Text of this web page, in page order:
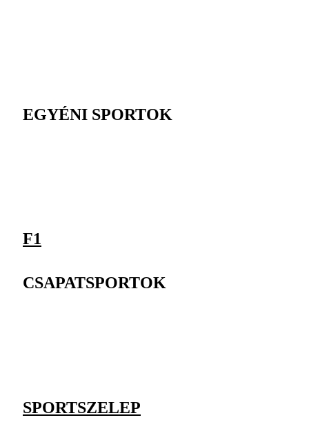
EGYÉNI SPORTOK
F1
CSAPATSPORTOK
SPORTSZELEP